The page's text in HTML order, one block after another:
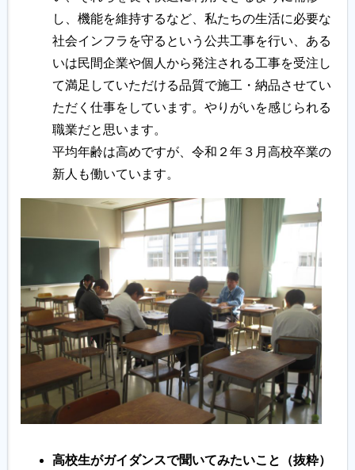
し、機能を維持するなど、私たちの生活に必要な
社会インフラを守るという公共工事を行い、ある
いは民間企業や個人から発注される工事を受注し
て満足していただける品質で施工・納品させてい
ただく仕事をしています。やりがいを感じられる
職業だと思います。
平均年齢は高めですが、令和２年３月高校卒業の
新人も働いています。
高校生がガイダンスで聞いてみたいこと（抜粋）